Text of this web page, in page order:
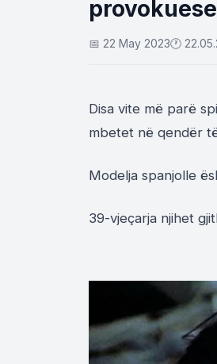
📅 22 May 2023🕐
Disa vite më parë
mbetet në qendër
Modelja spanjolle
39-vjeçarja njihet